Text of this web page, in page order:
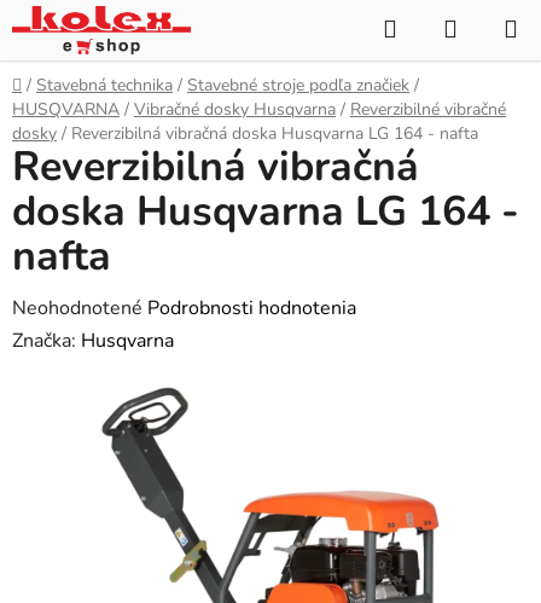
Prejsť
na
obsah
Hľadať
KOŠÍK
Domov
/ Stavebná technika / Stavebné stroje podľa značiek /
HUSQVARNA / Vibračné dosky Husqvarna / Reverzibilné vibračné
dosky / Reverzibilná vibračná doska Husqvarna LG 164 - nafta
Reverzibilná vibračná
doska Husqvarna LG 164 -
nafta
Priemerné
hodnotenie
Neohodnotené Podrobnosti hodnotenia
Značka: Husqvarna